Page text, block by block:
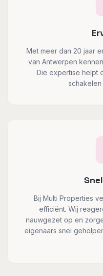
Met meer dan 20 jaar
van Antwerpen
Die expertise helpt
schakelen
Bij Multi Properties
efficiënt. Wij
nauwgezet op en
eigenaars snel